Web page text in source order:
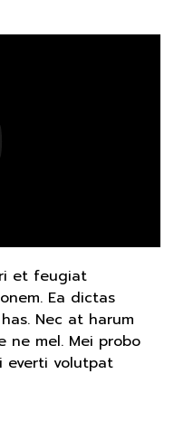
et feugiat
Ea dictas
Nec at harum
ne mel. Mei probo
everti volutpat